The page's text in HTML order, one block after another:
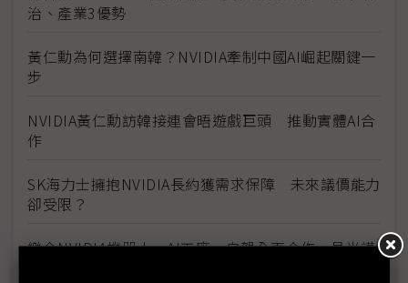
治、產業3優勢
黃仁勳為何選擇南韓？NVIDIA牽制中國AI崛起關鍵一
步
NVIDIA黃仁勳訪韓接連會晤遊戲巨頭 推動實體AI合
作
SK海力士擁抱NVIDIA長約獲需求保障 未來議價能力
卻受限？
樂金NVIDIA機器人、AI工廠、自駕全面合作 具光謨